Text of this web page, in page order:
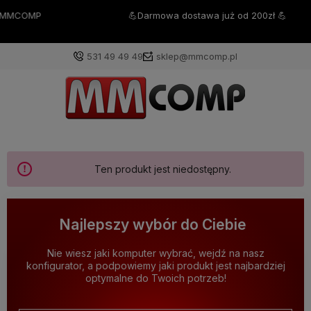
💪Darmowa dostawa już od 200zł 💪
531 49 49 49 sklep@mmcomp.pl
Ten produkt jest niedostępny.
Najlepszy wybór do Ciebie
Nie wiesz jaki komputer wybrać, wejdź na nasz
konfigurator, a podpowiemy jaki produkt jest najbardziej
optymalne do Twoich potrzeb!